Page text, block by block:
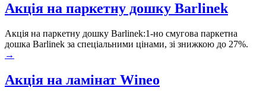
Акція на паркетну дошку Barlinek
Акція на паркетну дошку Barlinek:1-но смугова паркетна
дошка Barlinek за спеціальними цінами, зі знижкою до 27%.
→
Акція на ламінат Wineo